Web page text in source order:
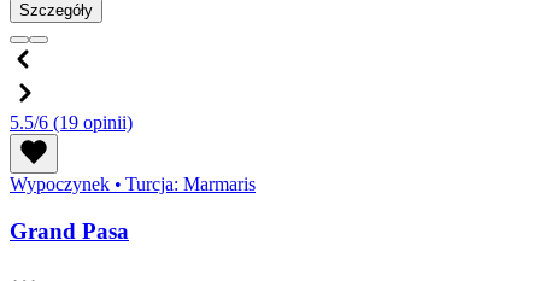
Szczegóły
5.5/6 (19 opinii)
Wypoczynek • Turcja: Marmaris
Grand Pasa